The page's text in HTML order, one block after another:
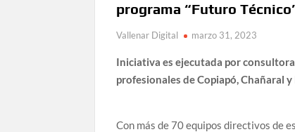
programa “Futuro
Vallenar Digital marzo 31, 2023
Iniciativa es ejecutada por
profesionales de Copiapó, Chañaral y
Con más de 70 equipos directivos de